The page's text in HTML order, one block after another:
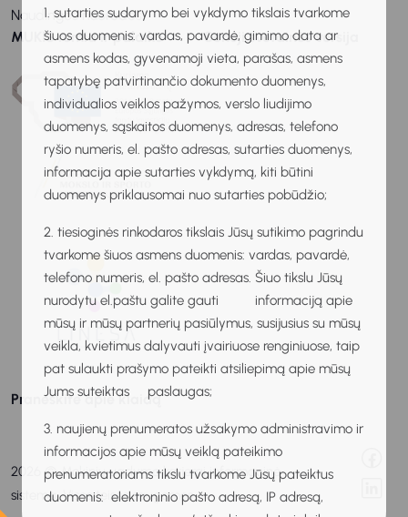
1. sutarties sudarymo bei vykdymo tikslais tvarkome
šiuos duomenis: vardas, pavardė, gimimo data ar
asmens kodas, gyvenamoji vieta, parašas, asmens
tapatybę patvirtinančio dokumento duomenys,
individualios veiklos pažymos, verslo liudijimo
duomenys, sąskaitos duomenys, adresas, telefono
ryšio numeris, el. pašto adresas, sutarties duomenys,
informacija apie sutarties vykdymą, kiti būtini
duomenys priklausomai nuo sutarties pobūdžio;
2. tiesioginės rinkodaros tikslais Jūsų sutikimo pagrindu
tvarkome šiuos asmens duomenis: vardas, pavardė,
telefono numeris, el. pašto adresas. Šiuo tikslu Jūsų
nurodytu el.paštu galite gauti informaciją apie
mūsų ir mūsų partnerių pasiūlymus, susijusius su mūsų
veikla, kvietimus dalyvauti įvairiuose renginiuose, taip
pat sulaukti prašymo pateikti atsiliepimą apie mūsų
Jums suteiktas paslaugas;
3. naujienų prenumeratos užsakymo administravimo ir
informacijos apie mūsų veiklą pateikimo
prenumeratoriams tikslu tvarkome Jūsų pateiktus
duomenis: elektroninio pašto adresą, IP adresą,
Naudingos nuorodos
MUKIS remia ir palaiko Senoji svetainės versija
Praneškite apie klaidą
2026 © Mokinių ugdymo karjerai informacinė
sistema. Visos teisės saugomos.